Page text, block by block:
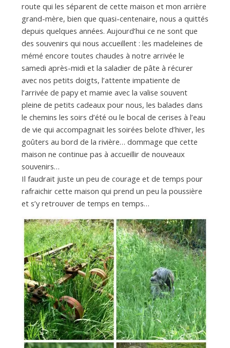
route qui les séparent de cette maison et mon arrière
grand-mère, bien que quasi-centenaire, nous a quittés
depuis quelques années. Aujourd’hui ce ne sont que
des souvenirs qui nous accueillent : les madeleines de
mémé encore toutes chaudes à notre arrivée le
samedi après-midi et la saladier de pâte à récurer
avec nos petits doigts, l’attente impatiente de
l’arrivée de papy et mamie avec la valise souvent
pleine de petits cadeaux pour nous, les balades dans
le chemins les soirs d’été ou le bocal de cerises à l’eau
de vie qui accompagnait les soirées belote d’hiver, les
goûters au bord de la rivière… dommage que cette
maison ne continue pas à accueillir de nouveaux
souvenirs…
Il faudrait juste un peu de courage et de temps pour
rafraichir cette maison qui prend un peu la poussière
et s’y retrouver de temps en temps…